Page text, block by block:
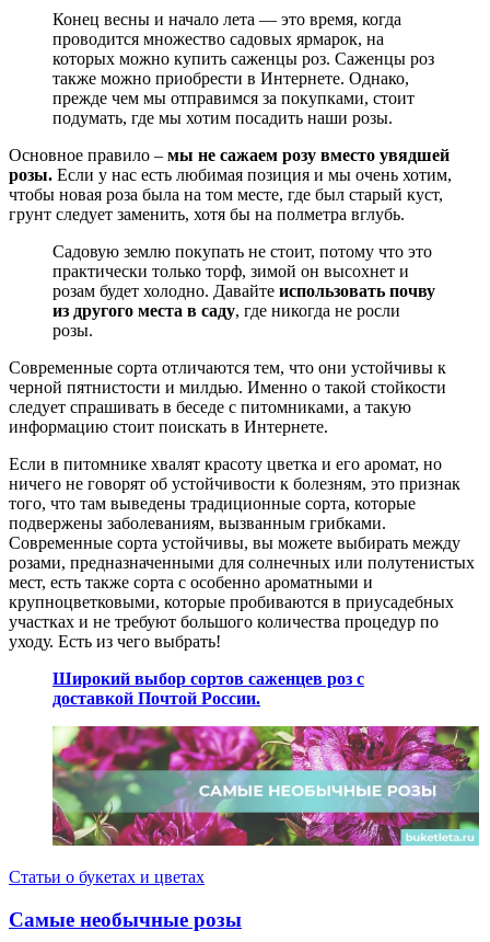
Конец весны и начало лета — это время, когда
проводится множество садовых ярмарок, на
которых можно купить саженцы роз. Саженцы роз
также можно приобрести в Интернете. Однако,
прежде чем мы отправимся за покупками, стоит
подумать, где мы хотим посадить наши розы.
Основное правило – мы не сажаем розу вместо увядшей
розы. Если у нас есть любимая позиция и мы очень хотим,
чтобы новая роза была на том месте, где был старый куст,
грунт следует заменить, хотя бы на полметра вглубь.
Садовую землю покупать не стоит, потому что это
практически только торф, зимой он высохнет и
розам будет холодно. Давайте использовать почву
из другого места в саду, где никогда не росли
розы.
Современные сорта отличаются тем, что они устойчивы к
черной пятнистости и милдью. Именно о такой стойкости
следует спрашивать в беседе с питомниками, а такую ​​
информацию стоит поискать в Интернете.
Если в питомнике хвалят красоту цветка и его аромат, но
ничего не говорят об устойчивости к болезням, это признак
того, что там выведены традиционные сорта, которые
подвержены заболеваниям, вызванным грибками.
Современные сорта устойчивы, вы можете выбирать между
розами, предназначенными для солнечных или полутенистых
мест, есть также сорта с особенно ароматными и
крупноцветковыми, которые пробиваются в приусадебных
участках и не требуют большого количества процедур по
уходу. Есть из чего выбрать!
Широкий выбор сортов саженцев роз с
доставкой Почтой России.
Статьи о букетах и цветах
Самые необычные розы